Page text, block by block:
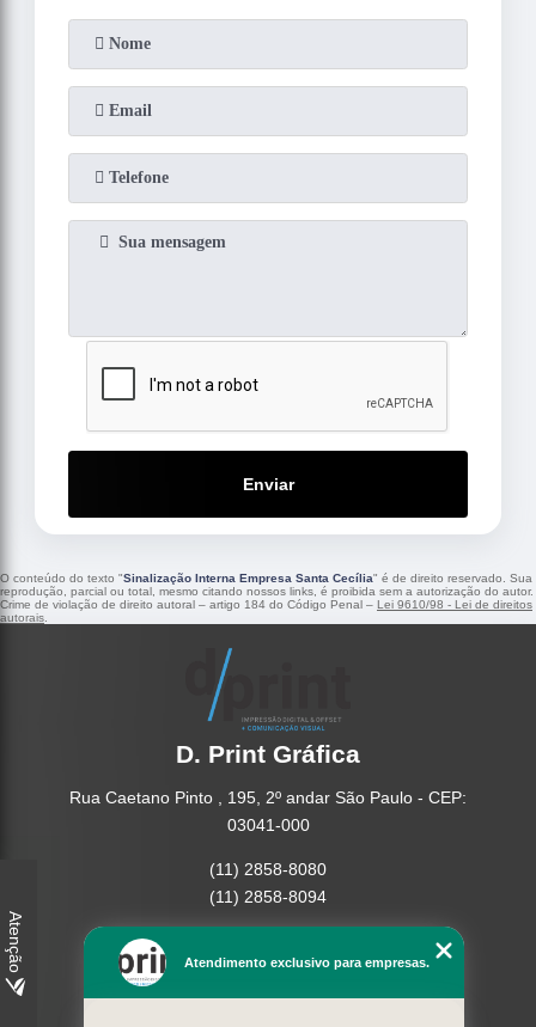
Enviar
O conteúdo do texto "Sinalização Interna Empresa Santa Cecília" é de direito reservado. Sua
reprodução, parcial ou total, mesmo citando nossos links, é proibida sem a autorização do autor.
Crime de violação de direito autoral – artigo 184 do Código Penal – Lei 9610/98 - Lei de direitos
autorais.
D. Print Gráfica
Rua Caetano Pinto , 195, 2º andar São Paulo - CEP:
03041-000
(11) 2858-8080
(11) 2858-8094
Empresa
Missão
Atendimento exclusivo para empresas.
Atenção